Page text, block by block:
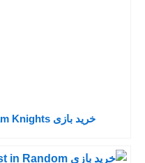
خرید بازی Gotham Knights برای PC